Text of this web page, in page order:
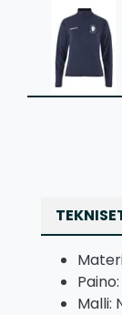
Malli: